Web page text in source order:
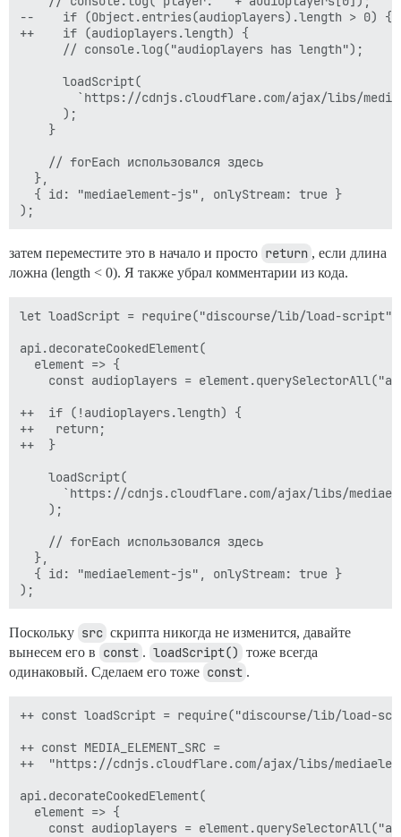
--    if (Object.entries(audioplayers).length > 0) {
++    if (audioplayers.length) {
      // console.log("audioplayers has length");
      loadScript(
`https://cdnjs.cloudflare.com/ajax/libs/
      );
    }
    // forEach использовался здесь
  },
  { id: "mediaelement-js", onlyStream: true }
затем переместите это в начало и просто return , если длина
ложна (length < 0). Я также убрал комментарии из кода.
let loadScript = require("discourse/lib/load-
api.decorateCookedElement(
  element => {
const audioplayers =
++  if (!audioplayers.length) {
++   return;
++  }
    loadScript(
`https://cdnjs.cloudflare.com/ajax/libs/
    );
    // forEach использовался здесь
  },
  { id: "mediaelement-js", onlyStream: true }
Поскольку src скрипта никогда не изменится, давайте
вынесем его в const . loadScript() тоже всегда
одинаковый. Сделаем его тоже const .
++ const loadScript = require("discourse/lib/load-
++ const MEDIA_ELEMENT_SRC =
++  "https://cdnjs.cloudflare.com/ajax/libs/
api.decorateCookedElement(
  element => {
const audioplayers =